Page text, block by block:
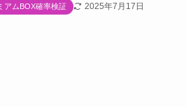
アムBOX確率検証
2025年7月17日